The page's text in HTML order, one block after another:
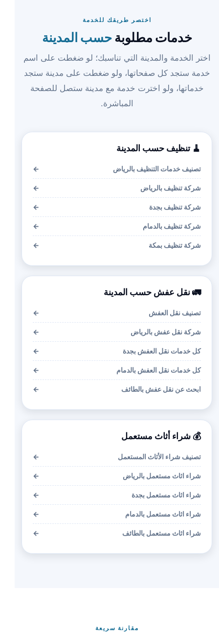
اختصر طريقك للخدمة
خدمات مطلوبةحسب المدينة
اختر الخدمة والمدينة التي تناسبك؛ لو ضغطت على اسم
خدمة ستجد كل صفحاتها، ولو ضغطت على مدينة ستجد
خدماتها، ولو اخترت خدمة مع مدينة ستصل للصفحة
المباشرة.
🧹 تنظيف حسب المدينة
تصنيف خدمات التنظيف بالرياض ←
شركة تنظيف بالرياض ←
شركة تنظيف بجدة ←
شركة تنظيف بالدمام ←
شركة تنظيف بمكة ←
🚛 نقل عفش حسب المدينة
تصنيف نقل العفش ←
شركة نقل عفش بالرياض ←
كل خدمات نقل العفش بجدة ←
كل خدمات نقل العفش بالدمام ←
ابحث عن نقل عفش بالطائف ←
💰 شراء أثاث مستعمل
تصنيف شراء الأثاث المستعمل ←
شراء اثاث مستعمل بالرياض ←
شراء اثاث مستعمل بجدة ←
شراء اثاث مستعمل بالدمام ←
شراء اثاث مستعمل بالطائف ←
مقارنة سريعة